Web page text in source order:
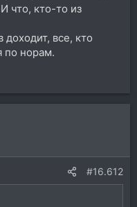
что, кто-то из
все, кто
по норам.
#16.612